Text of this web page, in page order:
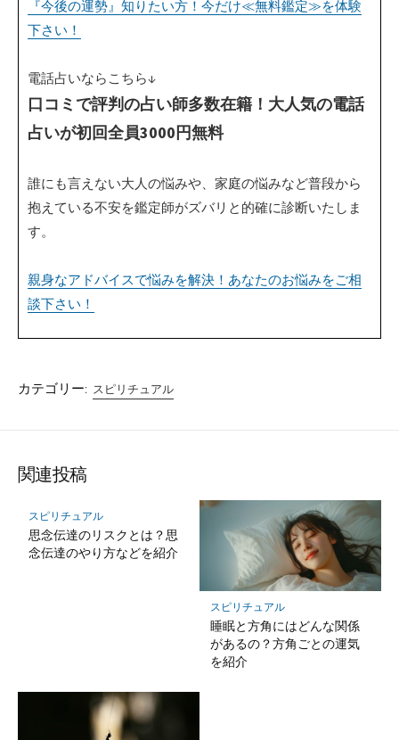
『今後の運勢』知りたい方！今だけ≪無料鑑定≫を体験
下さい！
電話占いならこちら↓
口コミで評判の占い師多数在籍！大人気の電話
占いが初回全員3000円無料
誰にも言えない大人の悩みや、家庭の悩みなど普段から
抱えている不安を鑑定師がズバリと的確に診断いたしま
す。
親身なアドバイスで悩みを解決！あなたのお悩みをご相
談下さい！
カテゴリー: スピリチュアル
関連投稿
スピリチュアル
思念伝達のリスクとは？思
念伝達のやり方などを紹介
スピリチュアル
睡眠と方角にはどんな関係
があるの？方角ごとの運気
を紹介